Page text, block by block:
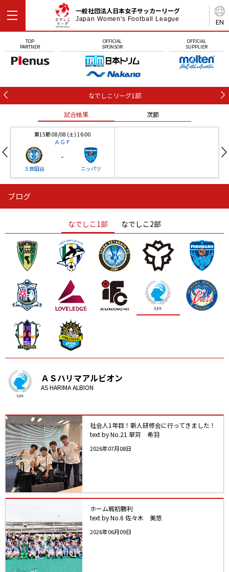
EN
一般社団法人日本女子サッカーリーグ
Japan Women's Football League
TOP
PARTNER
OFFICIAL
SPONSOR
OFFICIAL
SUPPLIER
なでしこリーグ1部
試合結果 次節
第15節 08/08 (土) 16:00
ＡＧＦ
Ｓ世田谷
-
ニッパツ
ニッパツ
ニッパツ 名古屋
石人の星
静岡 愛媛Ｌ
ブログ
なでしこ1部 なでしこ2部
ＡＳハリマアルビオン
AS HARIMA ALBION
社会人1年目！新人研修会に行ってきました！
text by No.21 草苅 希羽
2026年07月08日
ホーム戦初勝利
text by No.6 佐々木 美悠
2026年06月09日